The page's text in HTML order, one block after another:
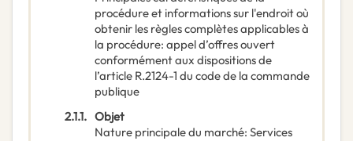
procédure et informations sur l'endroit où
obtenir les règles complètes applicables à
la procédure: appel d’offres ouvert
conformément aux dispositions de
l’article R.2124-1 du code de la commande
publique
2.1.1. Objet
Nature principale du marché: Services